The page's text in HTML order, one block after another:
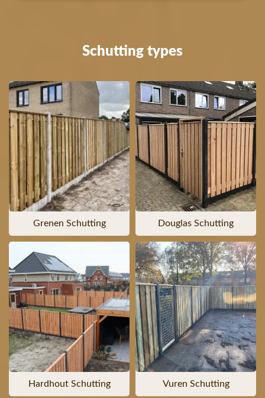
Schutting types
Grenen Schutting Douglas Schutting
Hardhout Schutting Vuren Schutting